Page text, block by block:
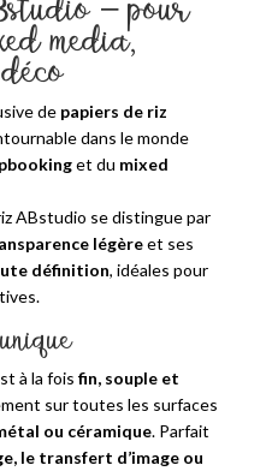
media,
de papiers de riz
dans le monde
et du mixed
ABstudio se distingue par
légèreet ses
définition, idéales pour
à la fois fin, souple et
sur toutes les surfaces
ou céramique. Parfait
le transfert d’image ou